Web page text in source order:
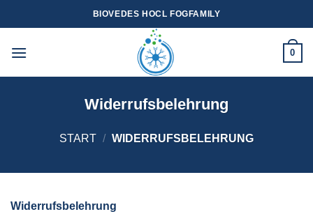
Inhalt
BIOVEDES HOCL FOGFAMILY
0
Widerrufsbelehrung
START / WIDERRUFSBELEHRUNG
Widerrufsbelehrung